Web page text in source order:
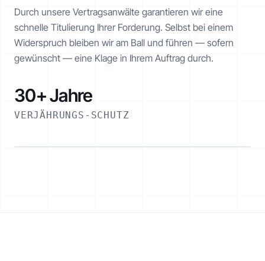
Durch unsere Vertragsanwälte garantieren wir eine
schnelle Titulierung Ihrer Forderung. Selbst bei einem
Widerspruch bleiben wir am Ball und führen — sofern
gewünscht — eine Klage in Ihrem Auftrag durch.
30+ Jahre
VERJÄHRUNGS-SCHUTZ